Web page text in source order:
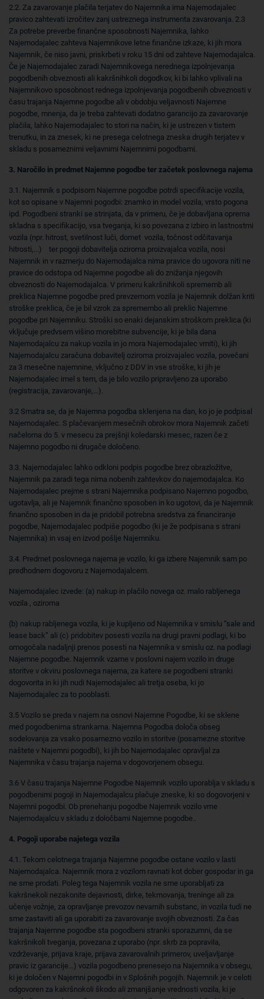
2.2. Za zavarovanje plačila terjatev do Najemnika ima Najemodajalec
pravico zahtevati izročitev zanj ustreznega instrumenta zavarovanja. 2.3
Za potrebe preverbe finančne sposobnosti Najemnika, lahko
Najemodajalec zahteva Najemnikove letne finančne izkaze, ki jih mora
Najemnik, če niso javni, priskrbeti v roku 15 dni od zahteve Najemodajalca.
Če je Najemodajalec zaradi Najemnikovega nerednega izpolnjevanja
pogodbenih obveznosti ali kakršnihkoli dogodkov, ki bi lahko vplivali na
Najemnikovo sposobnost rednega izpolnjevanja pogodbenih obveznosti v
času trajanja Najemne pogodbe ali v obdobju veljavnosti Najemne
pogodbe, mnenja, da je treba zahtevati dodatno garancijo za zavarovanje
plačila, lahko Najemodajalec to stori na način, ki je ustrezen v tistem
trenutku, in za znesek, ki ne presega celotnega zneska drugih terjatev v
skladu s posameznimi veljavnimi Najemnimi pogodbami.
3. Naročilo in predmet Najemne pogodbe ter začetek poslovnega najema
3.1. Najemnik s podpisom Najemne pogodbe potrdi specifikacije vozila,
kot so opisane v Najemni pogodbi: znamko in model vozila, vrsto pogona
ipd. Pogodbeni stranki se strinjata, da v primeru, če je dobavljana oprema
skladna s specifikacijo, vsa tveganja, ki so povezana z izbiro in lastnostmi
vozila (npr. hitrost, svetilnost luči, domet vozila, točnost odčitavanja
hitrosti,...) ter pogoji dobavitelja oziroma proizvajalca vozila, nosi
Najemnik in v razmerju do Najemodajalca nima pravice do ugovora niti ne
pravice do odstopa od Najemne pogodbe ali do znižanja njegovih
obveznosti do Najemodajalca. V primeru kakršnihkoli sprememb ali
preklica Najemne pogodbe pred prevzemom vozila je Najemnik dolžan kriti
stroške preklica, če je bil vzrok za spremembo ali preklic Najemne
pogodbe pri Najemniku. Stroški so enaki dejanskim stroškom preklica (ki
vključuje predvsem višino morebitne subvencije, ki je bila dana
Najemodajalcu za nakup vozila in jo mora Najemodajalec vrniti), ki jih
Najemodajalcu zaračuna dobavitelj oziroma proizvajalec vozila, povečani
za 3 mesečne najemnine, vključno z DDV in vse stroške, ki jih je
Najemodajalec imel s tem, da je bilo vozilo pripravljeno za uporabo
(registracija, zavarovanje,…).
3.2 Smatra se, da je Najemna pogodba sklenjena na dan, ko jo je podpisal
Najemodajalec. S plačevanjem mesečnih obrokov mora Najemnik začeti
načeloma do 5. v mesecu za prejšnji koledarski mesec, razen če z
Najemno pogodbo ni drugače določeno.
3.3. Najemodajalec lahko odkloni podpis pogodbe brez obrazložitve,
Najemnik pa zaradi tega nima nobenih zahtevkov do najemodajalca. Ko
Najemodajalec prejme s strani Najemnika podpisano Najemno pogodbo,
ugotavlja, ali je Najemnik finančno sposoben in ko ugotovi, da je Najemnik
finančno sposoben in da je pridobil potrebna sredstva za financiranje
pogodbe, Najemodajalec podpiše pogodbo (ki je že podpisana s strani
Najemnika) in vsaj en izvod pošlje Najemniku.
3.4. Predmet poslovnega najema je vozilo, ki ga izbere Najemnik sam po
predhodnem dogovoru z Najemodajalcem.
Najemodajalec izvede: (a) nakup in plačilo novega oz. malo rabljenega
vozila , oziroma
(b) nakup rabljenega vozila, ki je kupljeno od Najemnika v smislu “sale and
lease back” ali (c) pridobitev posesti vozila na drugi pravni podlagi, ki bo
omogočala nadaljnji prenos posesti na Najemnika v smislu oz. na podlagi
Najemne pogodbe. Najemnik vzame v poslovni najem vozilo in druge
storitve v okviru poslovnega najema, za katere se pogodbeni stranki
dogovorita in ki jih nudi Najemodajalec ali tretja oseba, ki jo
Najemodajalec za to pooblasti.
3.5 Vozilo se preda v najem na osnovi Najemne Pogodbe, ki se sklene
med pogodbenima strankama. Najemna Pogodba določa obseg
sodelovanja za vsako posamezno vozilo in storitve (posamezne storitve
naštete v Najemni pogodbi), ki jih bo Najemodajalec opravljal za
Najemnika v času trajanja najema v dogovorjenem obsegu.
3.6 V času trajanja Najemne Pogodbe Najemnik vozilo uporablja v skladu s
pogodbenimi pogoji in Najemodajalcu plačuje zneske, ki so dogovorjeni v
Najemni pogodbi. Ob prenehanju pogodbe Najemnik vozilo vrne
Najemodajalcu v skladu z določbami Najemne pogodbe..
4. Pogoji uporabe najetega vozila
4.1. Tekom celotnega trajanja Najemne pogodbe ostane vozilo v lasti
Najemodajalca. Najemnik mora z vozilom ravnati kot dober gospodar in ga
ne sme prodati. Poleg tega Najemnik vozila ne sme uporabljati za
kakršnekoli nezakonite dejavnosti, dirke, tekmovanja, treninge ali za
učenje vožnje, za opravljanje prevozov nevarnih substanc, in vozila tudi ne
sme zastaviti ali ga uporabiti za zavarovanje svojih obveznosti. Za čas
trajanja Najemne pogodbe sta pogodbeni stranki sporazumni, da se
kakršnikoli tveganja, povezana z uporabo (npr. skrb za popravila,
vzdrževanje, prijava kraje, prijava zavarovalnih primerov, uveljavljanje
pravic iz garancije…) vozila pogodbeno prenesejo na Najemnika v obsegu,
ki je določen v Najemni pogodbi in v Splošnih pogojih. Najemnik je v celoti
odgovoren za kakršnokoli škodo ali zmanjšanje vrednosti vozila, ki je